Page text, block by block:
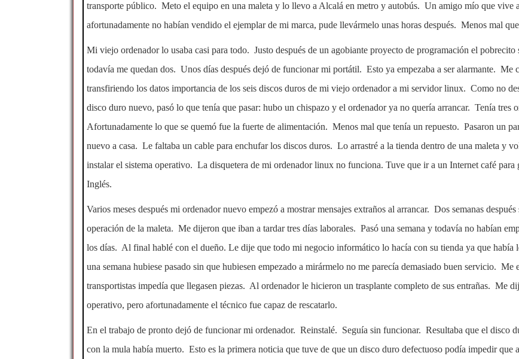
transporte público. Meto el equipo en una maleta y lo llevo a Alcalá en metro y autobús. Un amigo mío que vive
afortunadamente no habían vendido el ejemplar de mi marca, pude llevármelo unas horas después. Menos mal
Mi viejo ordenador lo usaba casi para todo. Justo después de un agobiante proyecto de programación el
todavía me quedan dos. Unos días después dejó de funcionar mi portátil. Esto ya empezaba a ser alarmante.
transfiriendo los datos importancia de los seis discos duros de mi viejo ordenador a mi servidor linux. Como no
disco duro nuevo, pasó lo que tenía que pasar: hubo un chispazo y el ordenador ya no quería arrancar. Tenía tres
Afortunadamente lo que se quemó fue la fuerte de alimentación. Menos mal que tenía un repuesto. Pasaron un
nuevo a casa. Le faltaba un cable para enchufar los discos duros. Lo arrastré a la tienda dentro de una maleta y
instalar el sistema operativo. La disquetera de mi ordenador linux no funciona. Tuve que ir a un Internet café
Inglés.
Varios meses después mi ordenador nuevo empezó a mostrar mensajes extraños al arrancar. Dos semanas
operación de la maleta. Me dijeron que iban a tardar tres días laborales. Pasó una semana y todavía no habían
los días. Al final hablé con el dueño. Le dije que todo mi negocio informático lo hacía con su tienda ya que había
una semana hubiese pasado sin que hubiesen empezado a mirármelo no me parecía demasiado buen servicio.
transportistas impedía que llegasen piezas. Al ordenador le hicieron un trasplante completo de sus entrañas. Me
operativo, pero afortunadamente el técnico fue capaz de rescatarlo.
En el trabajo de pronto dejó de funcionar mi ordenador. Reinstalé. Seguía sin funcionar. Resultaba que el disco
con la mula había muerto. Esto es la primera noticia que tuve de que un disco duro defectuoso podía impedir que